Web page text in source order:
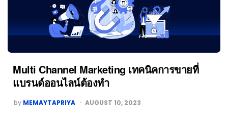
Multi Channel Marketing เทคนิคการขายที่
แบรนด์ออนไลน์ต้องทำ
by MEMAYTAPRIYA AUGUST 10, 2023